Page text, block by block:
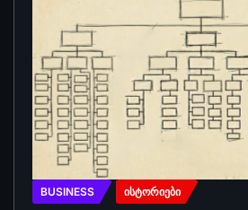
BUSINESS ᲘᲡᲢᲝᲠᲘᲔᲑᲘ